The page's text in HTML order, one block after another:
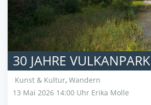
30 JAHRE VULKANPARK
Kunst & Kultur, Wandern
13 Mai 2026 14:00 Uhr Erika Molle